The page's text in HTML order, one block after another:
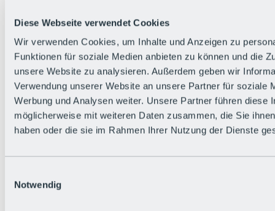
Diese Webseite verwendet Cookies
Wir verwenden Cookies, um Inhalte und Anzeigen zu
Funktionen für soziale Medien anbieten zu können und die
unsere Website zu analysieren. Außerdem geben wir
Verwendung unserer Website an unsere Partner für soziale
Werbung und Analysen weiter. Unsere Partner führen diese
möglicherweise mit weiteren Daten zusammen, die Sie
haben oder die sie im Rahmen Ihrer Nutzung der Dienste
Notwendig
Bürger:in werden
Bikepark-Rules
Bikepark-Partnerschaften
Nachhaltigkeit in der BRS
Bikepark & Tickets